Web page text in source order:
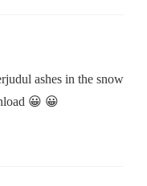
ashes in the snow
😀 😀